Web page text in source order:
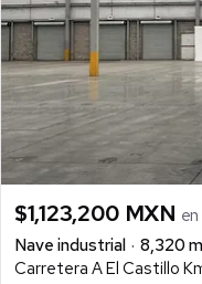
$1,123,200 MXN
Nave industrial
8,320
Carretera A El Castillo